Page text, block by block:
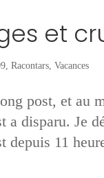
et
, Racontars, Vacances
post, et au
a disparu. Je
depuis 11